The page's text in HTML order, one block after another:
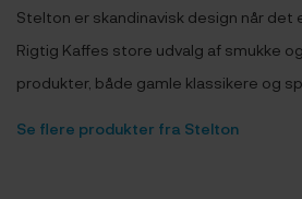
Stelton er skandinavisk design når det
Rigtig Kaffes store udvalg af smukke
produkter, både gamle klassikere og
Se flere produkter fra Stelton